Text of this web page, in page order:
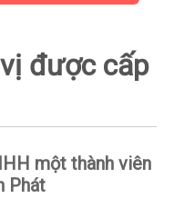
được cấp
một thành viên
Phát